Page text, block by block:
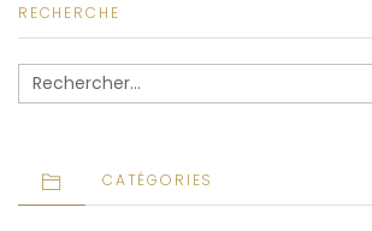
RECHERCHE
Rechercher :
CATÉGORIES